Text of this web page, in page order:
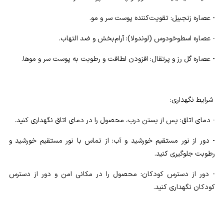
- عصاره زنجبیل: تقویت‌کننده پوست سر و مو.
- عصاره اسطوخودوس (لوندولا): آرام‌بخش و ضد التهاب.
- عصاره گل رز و پرتقال: افزودن لطافت و رطوبت به پوست سر و موها.
شرایط نگهداری:
- دمای اتاق: پس از بستن درب، محصول را در دمای اتاق نگهداری کنید.
- دور از نور مستقیم خورشید و آب: از تماس با نور مستقیم خورشید و
رطوبت جلوگیری کنید.
- دور از دسترس کودکان: محصول را در مکانی امن و دور از دسترس
کودکان نگهداری کنید.